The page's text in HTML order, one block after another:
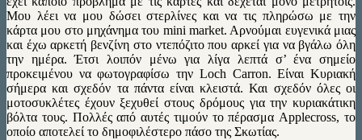
Μου λέει να μου δώσει στερλίνες και να τις πληρώσω με την
κάρτα μου στο μηχάνημα του mini market. Aρνούμαι ευγενικά μιας
και έχω αρκετή βενζίνη στο ντεπόζιτο που αρκεί για να βγάλω όλη
την ημέρα. Έτσι λοιπόν μένω για λίγα λεπτά σ’ ένα σημείο
προκειμένου να φωτογραφίσω την Loch Carron. Είναι Κυριακή
σήμερα και σχεδόν τα πάντα είναι κλειστά. Και σχεδόν όλες οι
μοτοσυκλέτες έχουν ξεχυθεί στους δρόμους για την κυριακάτικη
βόλτα τους. Πολλές από αυτές τιμούν το πέρασμα Applecross, το
οποίο αποτελεί το δημοφιλέστερο πάσο της Σκωτίας.